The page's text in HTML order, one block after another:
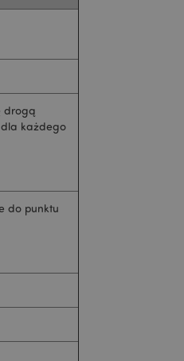
drogą
każdego
do punktu